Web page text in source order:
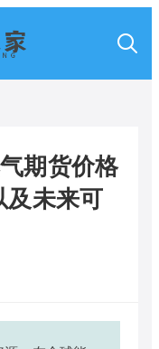
期货价格
及未来可